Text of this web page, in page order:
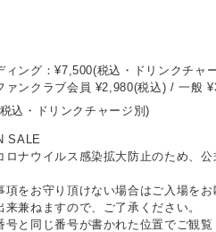
ィング：¥7,500(税込・ドリンクチャ
ァンクラブ会員 ¥2,980(税込) / 一般
込・ドリンクチャージ別)
SALE
ナウイルス感染拡大防止のため、
をお守り頂けない場合はご入場を
来兼ねますので、ご了承ください。
と同じ番号が書かれた位置でご観覧